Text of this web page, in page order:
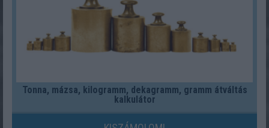
Tonna, mázsa, kilogramm, dekagramm, gramm átváltás
kalkulátor